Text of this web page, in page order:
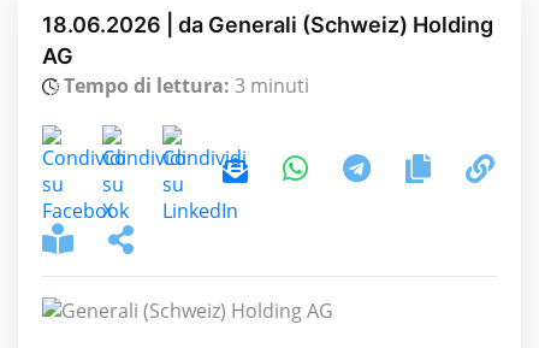
18.06.2026 | da Generali (Schweiz) Holding
AG
Tempo di lettura: 3 minuti